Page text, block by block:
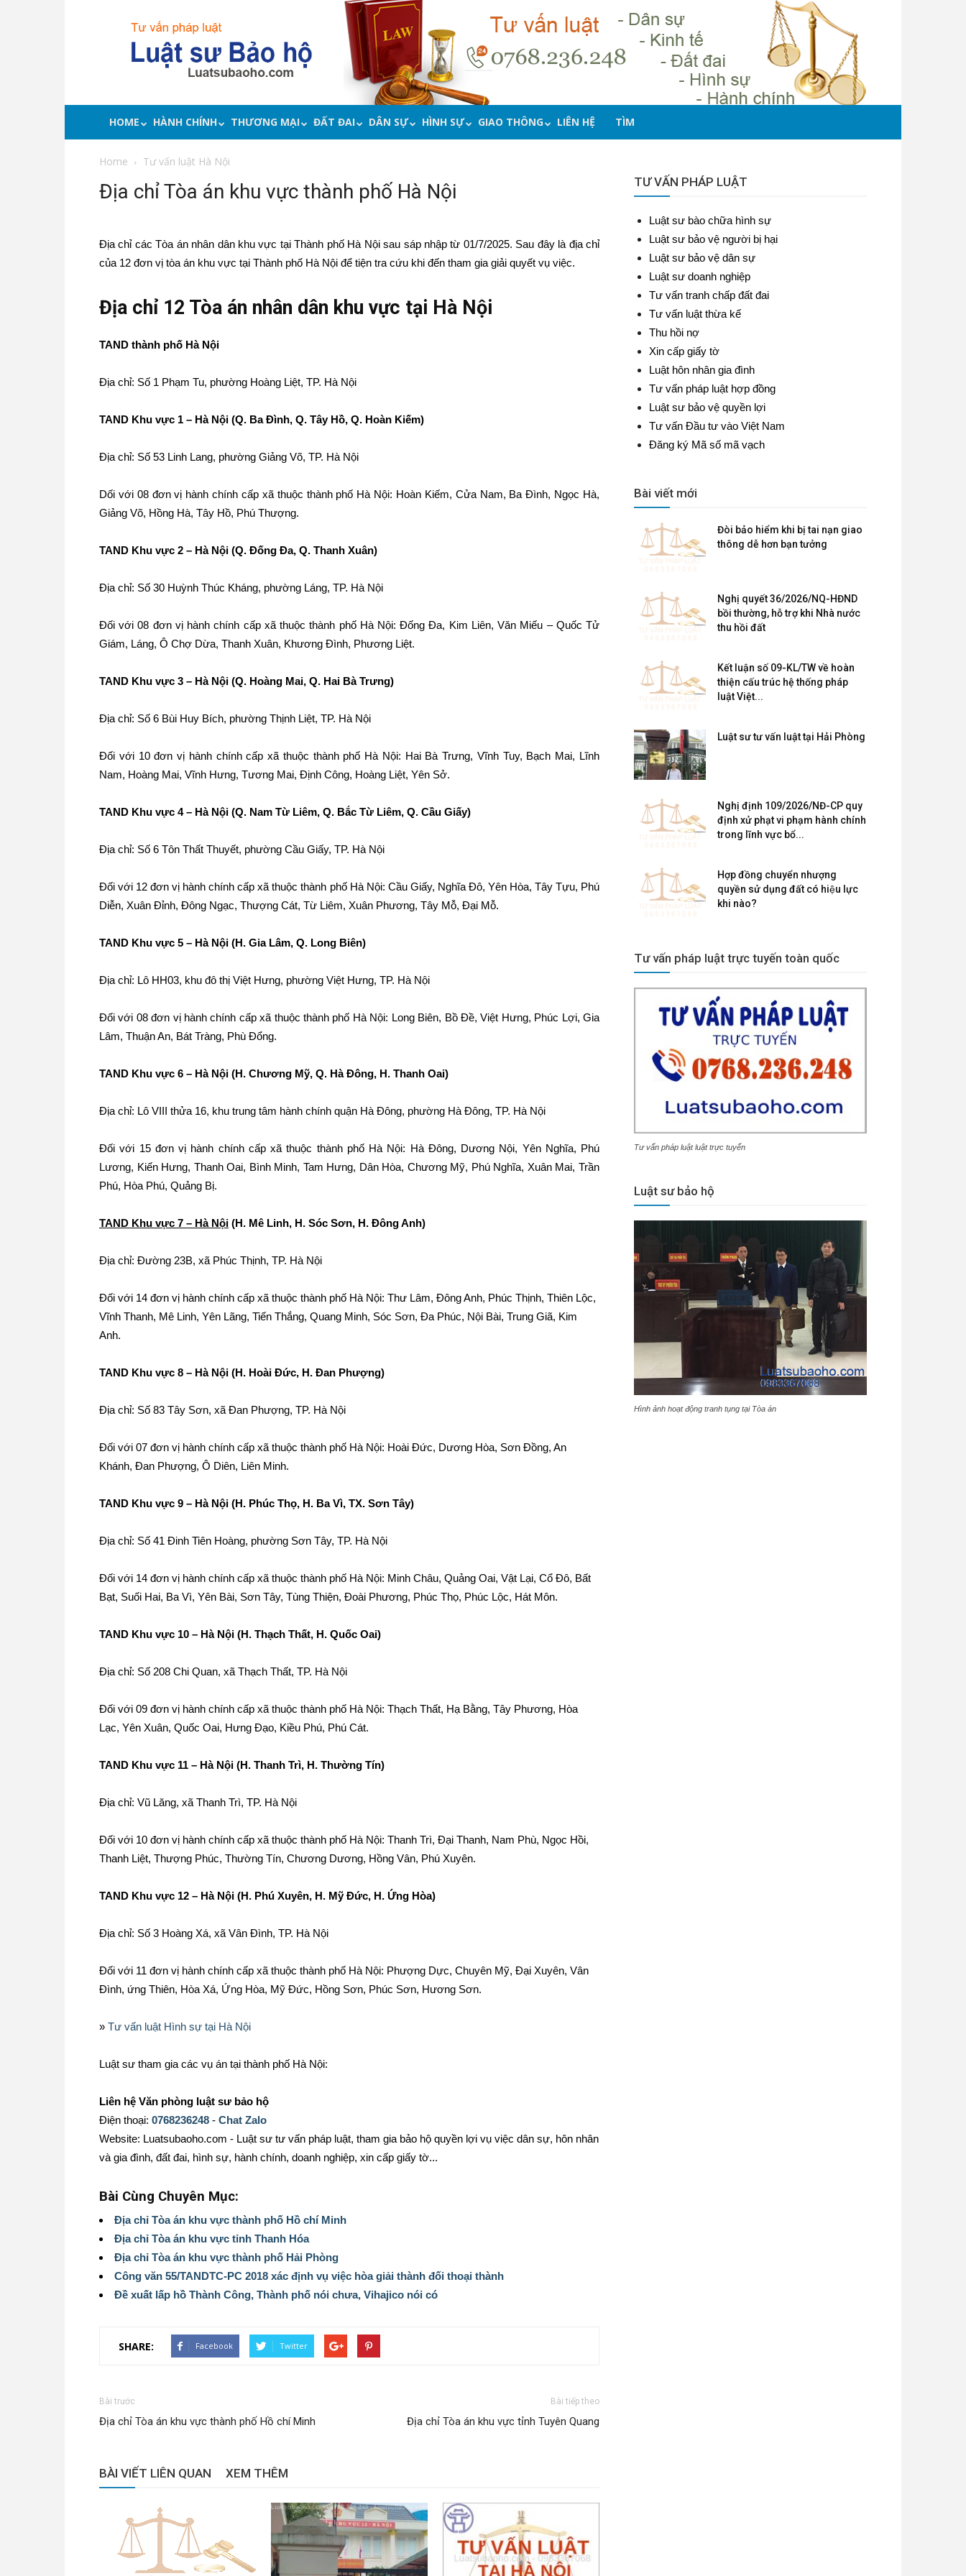
Luật
bảo
lợi,
tư
luật
HOME HÀNH CHÍNH THƯƠNG MẠI ĐẤT ĐAI DÂN SỰ HÌNH SỰ GIAO THÔNG LIÊN HỆ TÌM
Home Tư vấn luật Hà Nội
Địa chỉ Tòa án khu vực thành phố Hà Nội
Địa chỉ các Tòa án nhân dân khu vực tại Thành phố Hà Nội sau sáp nhập từ 01/7/2025. Sau đây là địa chỉ
của 12 đơn vị tòa án khu vực tại Thành phố Hà Nội để tiện tra cứu khi đến tham gia giải quyết vụ việc.
Địa chỉ 12 Tòa án nhân dân khu vực tại Hà Nội
TAND thành phố Hà Nội
Địa chỉ: Số 1 Phạm Tu, phường Hoàng Liệt, TP. Hà Nội
TAND Khu vực 1 – Hà Nội (Q. Ba Đình, Q. Tây Hồ, Q. Hoàn Kiếm)
Địa chỉ: Số 53 Linh Lang, phường Giảng Võ, TP. Hà Nội
Dối với 08 đơn vị hành chính cấp xã thuộc thành phố Hà Nội: Hoàn Kiếm, Cửa Nam, Ba Đình, Ngọc Hà,
Giảng Võ, Hồng Hà, Tây Hồ, Phú Thượng.
TAND Khu vực 2 – Hà Nội (Q. Đống Đa, Q. Thanh Xuân)
Địa chỉ: Số 30 Huỳnh Thúc Kháng, phường Láng, TP. Hà Nội
Đối với 08 đơn vị hành chính cấp xã thuộc thành phố Hà Nội: Đống Đa, Kim Liên, Văn Miếu – Quốc Tử
Giám, Láng, Ô Chợ Dừa, Thanh Xuân, Khương Đình, Phương Liệt.
TAND Khu vực 3 – Hà Nội (Q. Hoàng Mai, Q. Hai Bà Trưng)
Địa chỉ: Số 6 Bùi Huy Bích, phường Thịnh Liệt, TP. Hà Nội
Đối với 10 đơn vị hành chính cấp xã thuộc thành phố Hà Nội: Hai Bà Trưng, Vĩnh Tuy, Bạch Mai, Lĩnh
Nam, Hoàng Mai, Vĩnh Hưng, Tương Mai, Định Công, Hoàng Liệt, Yên Sở.
TAND Khu vực 4 – Hà Nội (Q. Nam Từ Liêm, Q. Bắc Từ Liêm, Q. Cầu Giấy)
Địa chỉ: Số 6 Tôn Thất Thuyết, phường Cầu Giấy, TP. Hà Nội
Đối với 12 đơn vị hành chính cấp xã thuộc thành phố Hà Nội: Cầu Giấy, Nghĩa Đô, Yên Hòa, Tây Tựu, Phú
Diễn, Xuân Đỉnh, Đông Ngạc, Thượng Cát, Từ Liêm, Xuân Phương, Tây Mỗ, Đại Mỗ.
TAND Khu vực 5 – Hà Nội (H. Gia Lâm, Q. Long Biên)
Địa chỉ: Lô HH03, khu đô thị Việt Hưng, phường Việt Hưng, TP. Hà Nội
Đối với 08 đơn vị hành chính cấp xã thuộc thành phố Hà Nội: Long Biên, Bồ Đề, Việt Hưng, Phúc Lợi, Gia
Lâm, Thuận An, Bát Tràng, Phù Đổng.
TAND Khu vực 6 – Hà Nội (H. Chương Mỹ, Q. Hà Đông, H. Thanh Oai)
Địa chỉ: Lô VIII thửa 16, khu trung tâm hành chính quận Hà Đông, phường Hà Đông, TP. Hà Nội
Đối với 15 đơn vị hành chính cấp xã thuộc thành phố Hà Nội: Hà Đông, Dương Nội, Yên Nghĩa, Phú
Lương, Kiến Hưng, Thanh Oai, Bình Minh, Tam Hưng, Dân Hòa, Chương Mỹ, Phú Nghĩa, Xuân Mai, Trần
Phú, Hòa Phú, Quảng Bị.
TAND Khu vực 7 – Hà Nội (H. Mê Linh, H. Sóc Sơn, H. Đông Anh)
Địa chỉ: Đường 23B, xã Phúc Thịnh, TP. Hà Nội
Đối với 14 đơn vị hành chính cấp xã thuộc thành phố Hà Nội: Thư Lâm, Đông Anh, Phúc Thịnh, Thiên Lộc,
Vĩnh Thanh, Mê Linh, Yên Lãng, Tiến Thắng, Quang Minh, Sóc Sơn, Đa Phúc, Nội Bài, Trung Giã, Kim
Anh.
TAND Khu vực 8 – Hà Nội (H. Hoài Đức, H. Đan Phượng)
Địa chỉ: Số 83 Tây Sơn, xã Đan Phượng, TP. Hà Nội
Đối với 07 đơn vị hành chính cấp xã thuộc thành phố Hà Nội: Hoài Đức, Dương Hòa, Sơn Đồng, An
Khánh, Đan Phượng, Ô Diên, Liên Minh.
TAND Khu vực 9 – Hà Nội (H. Phúc Thọ, H. Ba Vì, TX. Sơn Tây)
Địa chỉ: Số 41 Đinh Tiên Hoàng, phường Sơn Tây, TP. Hà Nội
Đối với 14 đơn vị hành chính cấp xã thuộc thành phố Hà Nội: Minh Châu, Quảng Oai, Vật Lại, Cổ Đô, Bất
Bạt, Suối Hai, Ba Vì, Yên Bài, Sơn Tây, Tùng Thiện, Đoài Phương, Phúc Thọ, Phúc Lộc, Hát Môn.
TAND Khu vực 10 – Hà Nội (H. Thạch Thất, H. Quốc Oai)
Địa chỉ: Số 208 Chi Quan, xã Thạch Thất, TP. Hà Nội
Đối với 09 đơn vị hành chính cấp xã thuộc thành phố Hà Nội: Thạch Thất, Hạ Bằng, Tây Phương, Hòa
Lạc, Yên Xuân, Quốc Oai, Hưng Đạo, Kiều Phú, Phú Cát.
TAND Khu vực 11 – Hà Nội (H. Thanh Trì, H. Thường Tín)
Địa chỉ: Vũ Lăng, xã Thanh Trì, TP. Hà Nội
Đối với 10 đơn vị hành chính cấp xã thuộc thành phố Hà Nội: Thanh Trì, Đại Thanh, Nam Phù, Ngọc Hồi,
Thanh Liệt, Thượng Phúc, Thường Tín, Chương Dương, Hồng Vân, Phú Xuyên.
TAND Khu vực 12 – Hà Nội (H. Phú Xuyên, H. Mỹ Đức, H. Ứng Hòa)
Địa chỉ: Số 3 Hoàng Xá, xã Vân Đình, TP. Hà Nội
Đối với 11 đơn vị hành chính cấp xã thuộc thành phố Hà Nội: Phượng Dực, Chuyên Mỹ, Đại Xuyên, Vân
Đình, ứng Thiên, Hòa Xá, Ứng Hòa, Mỹ Đức, Hồng Sơn, Phúc Sơn, Hương Sơn.
» Tư vấn luật Hình sự tại Hà Nội
Luật sư tham gia các vụ án tại thành phố Hà Nội:
Liên hệ Văn phòng luật sư bảo hộ
Điện thoại: 0768236248 - Chat Zalo
Website: Luatsubaoho.com - Luật sư tư vấn pháp luật, tham gia bảo hộ quyền lợi vụ việc dân sự, hôn nhân
và gia đình, đất đai, hình sự, hành chính, doanh nghiệp, xin cấp giấy tờ...
Bài Cùng Chuyên Mục:
Địa chỉ Tòa án khu vực thành phố Hồ chí Minh
Địa chỉ Tòa án khu vực tỉnh Thanh Hóa
Địa chỉ Tòa án khu vực thành phố Hải Phòng
Công văn 55/TANDTC-PC 2018 xác định vụ việc hòa giải thành đối thoại thành
Đề xuất lấp hồ Thành Công, Thành phố nói chưa, Vihajico nói có
SHARE: Facebook Twitter
Bài trước
Địa chỉ Tòa án khu vực thành phố Hồ chí Minh
Bài tiếp theo
Địa chỉ Tòa án khu vực tỉnh Tuyên Quang
BÀI VIẾT LIÊN QUAN XEM THÊM
TƯ VẤN PHÁP LUẬT
Luật sư bào chữa hình sự
Luật sư bảo vệ người bị hại
Luật sư bảo vệ dân sự
Luật sư doanh nghiệp
Tư vấn tranh chấp đất đai
Tư vấn luật thừa kế
Thu hồi nợ
Xin cấp giấy tờ
Luật hôn nhân gia đình
Tư vấn pháp luật hợp đồng
Luật sư bảo vệ quyền lợi
Tư vấn Đầu tư vào Việt Nam
Đăng ký Mã số mã vạch
Bài viết mới
Đòi bảo hiểm khi bị tai nạn giao
thông dễ hơn bạn tưởng
Nghị quyết 36/2026/NQ-HĐND
bồi thường, hỗ trợ khi Nhà nước
thu hồi đất
Kết luận số 09-KL/TW về hoàn
thiện cấu trúc hệ thống pháp
luật Việt...
Luật sư tư vấn luật tại Hải Phòng
Nghị định 109/2026/NĐ-CP quy
định xử phạt vi phạm hành chính
trong lĩnh vực bổ...
Hợp đồng chuyển nhượng
quyền sử dụng đất có hiệu lực
khi nào?
Tư vấn pháp luật trực tuyến toàn quốc
Tư vấn pháp luật luật trực tuyến
Luật sư bảo hộ
Hình ảnh hoạt động tranh tụng tại Tòa án